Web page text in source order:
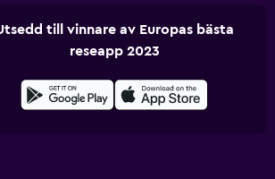
till vinnare av Europas bästa
reseapp 2023